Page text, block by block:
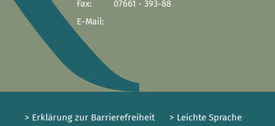
Fax:
07661 - 393-88
E-Mail:
> Erklärung zur Barrierefreiheit > Leichte Sprache